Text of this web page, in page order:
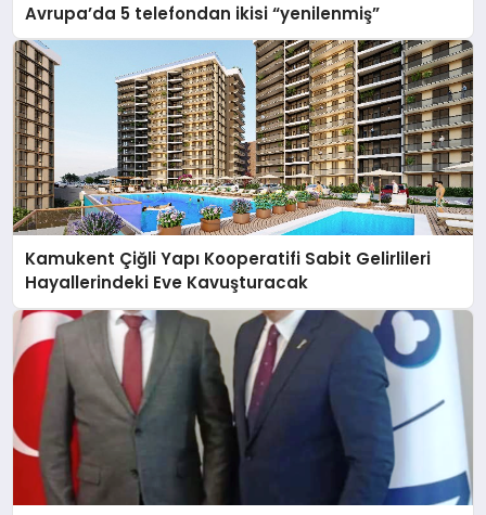
Avrupa’da 5 telefondan ikisi “yenilenmiş”
Kamukent Çiğli Yapı Kooperatifi Sabit Gelirlileri
Hayallerindeki Eve Kavuşturacak